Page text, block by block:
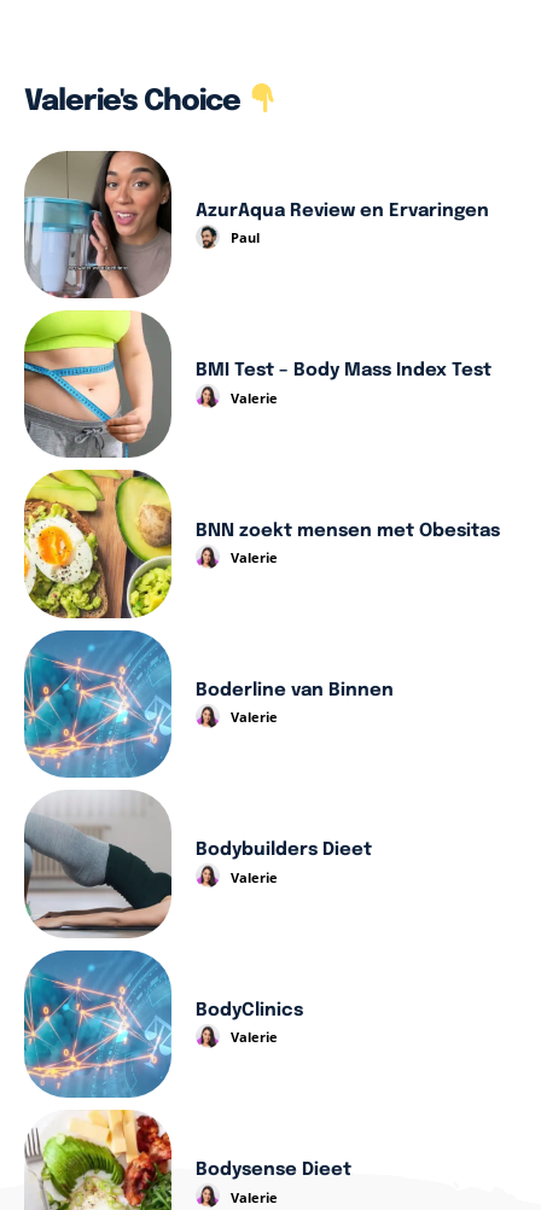
Valerie's Choice
AzurAqua Review en Ervaringen
Paul
BMI Test – Body Mass Index Test
Valerie
BNN zoekt mensen met Obesitas
Valerie
Boderline van Binnen
Valerie
Bodybuilders Dieet
Valerie
BodyClinics
Valerie
Bodysense Dieet
Valerie